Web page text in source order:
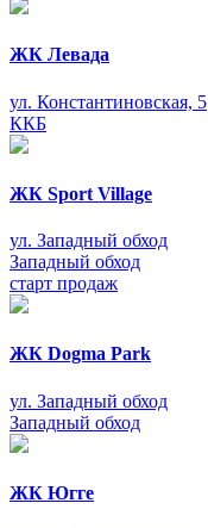
ЖК Левада
ул. Константиновская, 5
ККБ
ЖК Sport Village
ул. Западный обход
Западный обход
старт продаж
ЖК Dogma Park
ул. Западный обход
Западный обход
ЖК Югге